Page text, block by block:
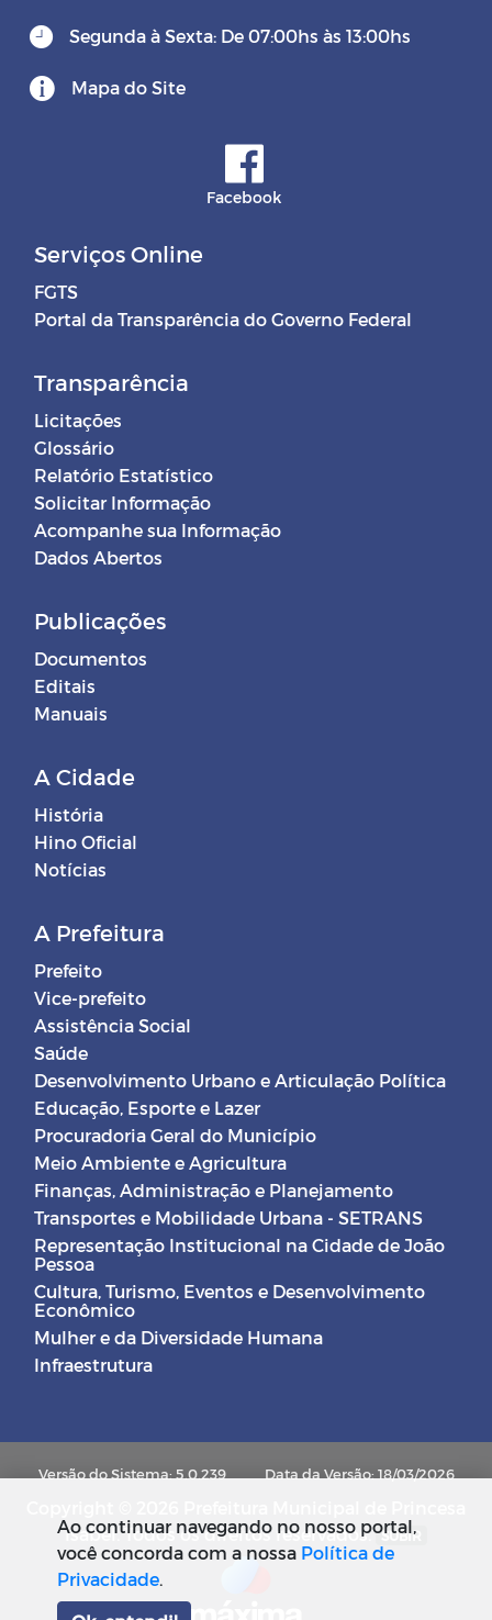
Segunda à Sexta: De 07:00hs às 13:00hs
Mapa do Site
Facebook
Serviços Online
FGTS
Portal da Transparência do Governo Federal
Transparência
Licitações
Glossário
Relatório Estatístico
Solicitar Informação
Acompanhe sua Informação
Dados Abertos
Publicações
Documentos
Editais
Manuais
A Cidade
História
Hino Oficial
Notícias
A Prefeitura
Prefeito
Vice-prefeito
Assistência Social
Saúde
Desenvolvimento Urbano e Articulação Política
Educação, Esporte e Lazer
Procuradoria Geral do Município
Meio Ambiente e Agricultura
Finanças, Administração e Planejamento
Transportes e Mobilidade Urbana - SETRANS
Representação Institucional na Cidade de João
Pessoa
Cultura, Turismo, Eventos e Desenvolvimento
Econômico
Mulher e da Diversidade Humana
Infraestrutura
Versão do Sistema: 5.0.239 Data da Versão: 18/03/2026
Isabel. Todos os direitos reservados. SUBIR
Ao continuar navegando no nosso portal,
você concorda com a nossa Política de
Privacidade.